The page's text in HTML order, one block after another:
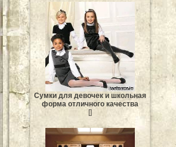
Сумки для девочек и школьная
форма отличного качества
[]